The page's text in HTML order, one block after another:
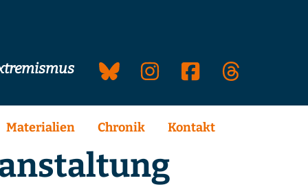
Materialien Chronik Kontakt